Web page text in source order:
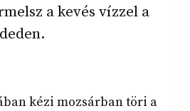
a kevés vízzel a
kézi mozsárban töri a